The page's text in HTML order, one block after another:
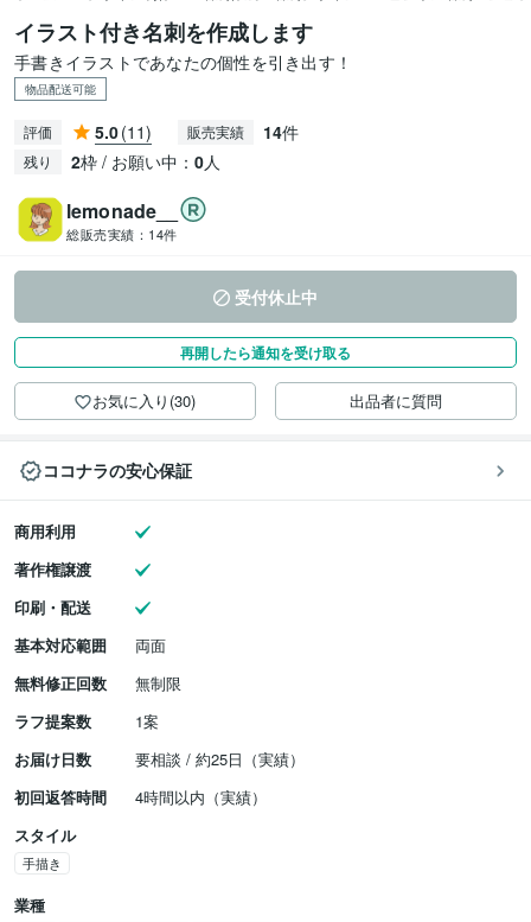
イラスト付き名刺を作成します
手書きイラストであなたの個性を引き出す！
物品配送可能
評価 5.0(11) 販売実績 14件
残り 2枠 / お願い中： 0人
lemonade__
総販売実績： 14件
受付休止中
再開したら通知を受け取る
お気に入り(30) 出品者に質問
ココナラの安心保証
商用利用
著作権譲渡
印刷・配送
基本対応範囲
両面
無料修正回数
無制限
ラフ提案数
1案
お届け日数
要相談 / 約25日（実績）
初回返答時間
4時間以内（実績）
スタイル
手描き
業種